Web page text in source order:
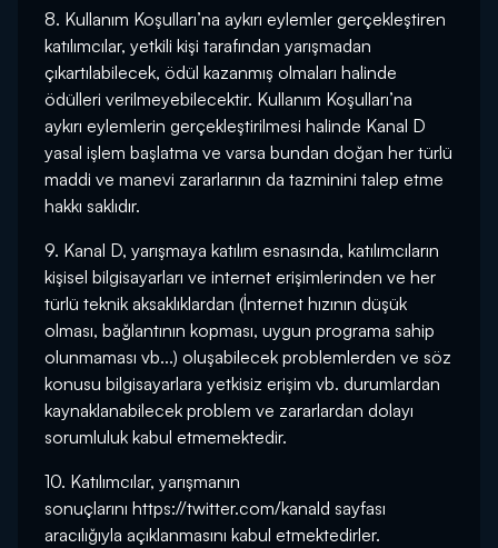
8. Kullanım Koşulları’na aykırı eylemler gerçekleştiren
katılımcılar, yetkili kişi tarafından yarışmadan
çıkartılabilecek, ödül kazanmış olmaları halinde
ödülleri verilmeyebilecektir. Kullanım Koşulları’na
aykırı eylemlerin gerçekleştirilmesi halinde Kanal D
yasal işlem başlatma ve varsa bundan doğan her türlü
maddi ve manevi zararlarının da tazminini talep etme
hakkı saklıdır.
9. Kanal D, yarışmaya katılım esnasında, katılımcıların
kişisel bilgisayarları ve internet erişimlerinden ve her
türlü teknik aksaklıklardan (İnternet hızının düşük
olması, bağlantının kopması, uygun programa sahip
olunmaması vb...) oluşabilecek problemlerden ve söz
konusu bilgisayarlara yetkisiz erişim vb. durumlardan
kaynaklanabilecek problem ve zararlardan dolayı
sorumluluk kabul etmemektedir.
10. Katılımcılar, yarışmanın
sonuçlarını https://twitter.com/kanald sayfası
aracılığıyla açıklanmasını kabul etmektedirler.